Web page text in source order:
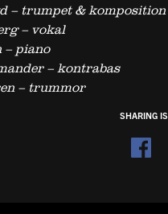
– trumpet & komposition
– vokal
– piano
– kontrabas
– trummor
SHARING